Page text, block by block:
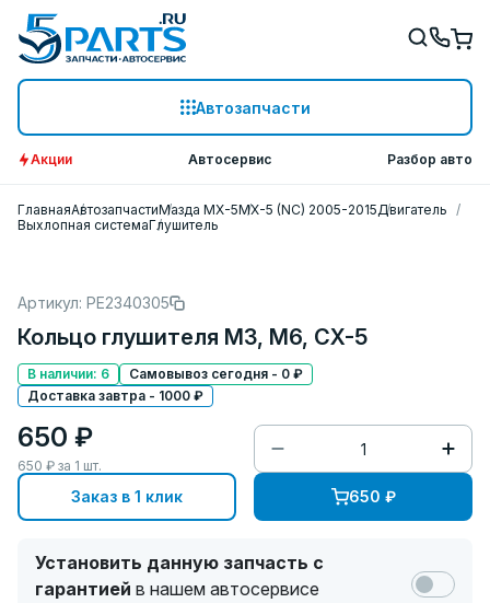
Автозапчасти
Акции Автосервис Разбор авто
ГлавнаяАвтозапчастиМазда МХ-5MX-5 (NC) 2005-2015Двигатель
Выхлопная системаГлушитель
Артикул: PE2340305
Кольцо глушителя M3, M6, CX-5
В наличии: 6
Самовывоз сегодня - 0 ₽
Доставка завтра - 1000 ₽
650 ₽
650 ₽ за 1 шт.
Заказ в 1 клик 650 ₽
Установить данную запчасть с
гарантией в нашем автосервисе